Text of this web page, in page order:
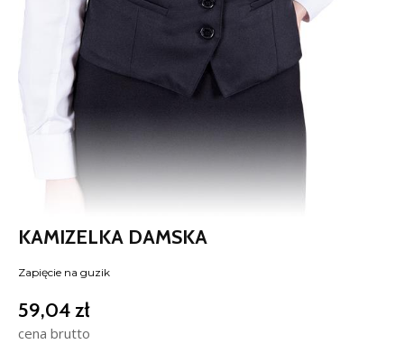
KAMIZELKA DAMSKA
Zapięcie na guzik
59,04zł
cena brutto